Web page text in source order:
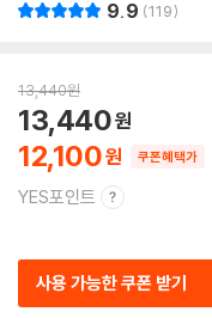
9.9 119
13,440원
12,100
13,440
쿠폰혜택가
YES포인트
사용 가능한 쿠폰 받기